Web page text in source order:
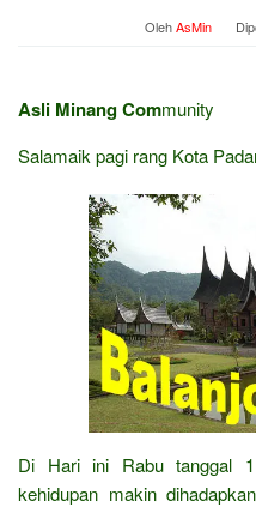
OlehAsMin
Asli Minang Community
Salamaik pagi rang Kota
Di Hari ini Rabu tanggal
kehidupan makin